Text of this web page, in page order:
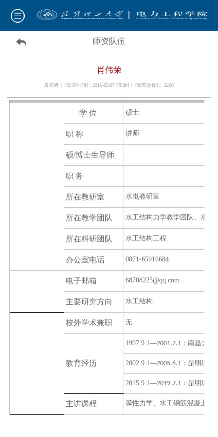
师资队伍
肖伟荣
发布者： [发表时间]：2016-05-07 [来源]： [浏览次数]： 2200
学 位 硕士
职 称 讲师
硕/博士生导师
职 务
所在教研室 水电教研室
所在教学团队 水工结构力学教学团队、水电
所在科研团队 水工结构工程
办公室电话 0871-65916684
电子邮箱 68708225@qq.com
主要研究方向 水工结构
校外学术兼职 无
教育经历
1997.9.1—2001.7.1 ：南昌大学
2002.9.1—2005.6.1 ：昆明理
2015.9.1—2019.7.1 ：昆明理
主讲课程 弹性力学、水工钢筋混凝土